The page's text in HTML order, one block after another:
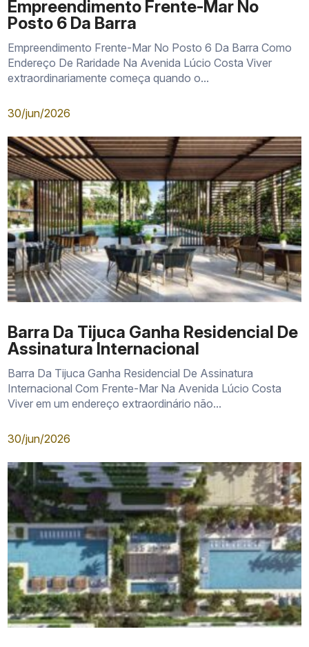
Empreendimento Frente-Mar No
Posto 6 Da Barra
Empreendimento Frente-Mar No Posto 6 Da Barra Como
Endereço De Raridade Na Avenida Lúcio Costa Viver
extraordinariamente começa quando o...
30/jun/2026
Barra Da Tijuca Ganha Residencial De
Assinatura Internacional
Barra Da Tijuca Ganha Residencial De Assinatura
Internacional Com Frente-Mar Na Avenida Lúcio Costa
Viver em um endereço extraordinário não...
30/jun/2026